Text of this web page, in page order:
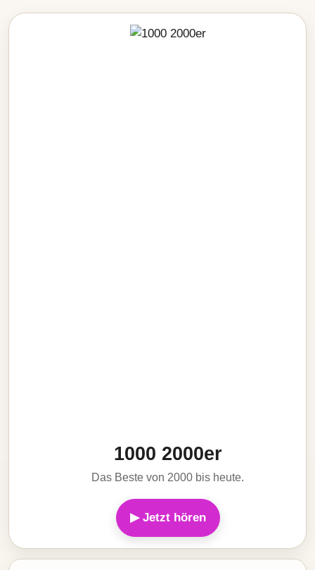
1000 2000er
Das Beste von 2000 bis heute.
▶ Jetzt hören